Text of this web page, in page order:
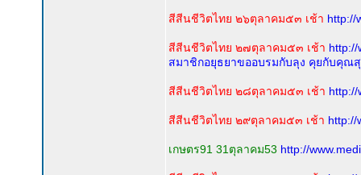
สีสีนชีวิตไทย ๒๖ตุลาคม๕๓ เช้า http://
สีสีนชีวิตไทย ๒๗ตุลาคม๕๓ เช้า http://
สมาชิกอยุธยาขออบรมกับลุง คุยกับคุณ
สีสีนชีวิตไทย ๒๘ตุลาคม๕๓ เช้า http://
สีสีนชีวิตไทย ๒๙ตุลาคม๕๓ เช้า http://
เกษตร91 31ตุลาคม53 http://